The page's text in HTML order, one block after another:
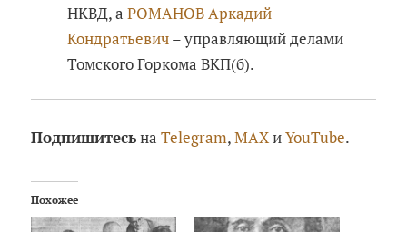
НКВД, аРОМАНОВ Аркадий
Кондратьевич– управляющий делами
Томского Горкома ВКП(б).
ПодпишитесьнаTelegram,MAXиYouTube.
Похожее